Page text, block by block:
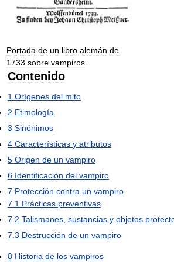
Portada de un libro alemán de
1733 sobre vampiros.
Contenido
1 Orígenes del mito
2 Etimología
3 Sinónimos
4 Características y atributos
5 Origen de un vampiro
6 Identificación del vampiro
7 Protección contra un vampiro
7.1 Prácticas preventivas
7.2 Talismanes, sustancias y objetos
7.3 Destrucción de un vampiro
8 Historia de los vampiros